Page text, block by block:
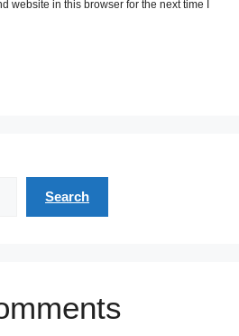
website in this browser for the next time I
Search